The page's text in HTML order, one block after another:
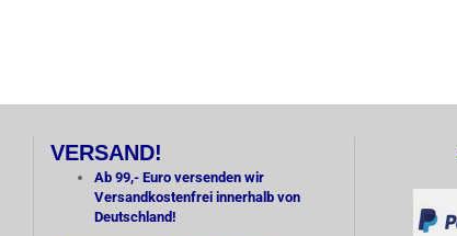
VERSAND!
Ab 99,- Euro versenden wir
Versandkostenfrei innerhalb von
Deutschland!